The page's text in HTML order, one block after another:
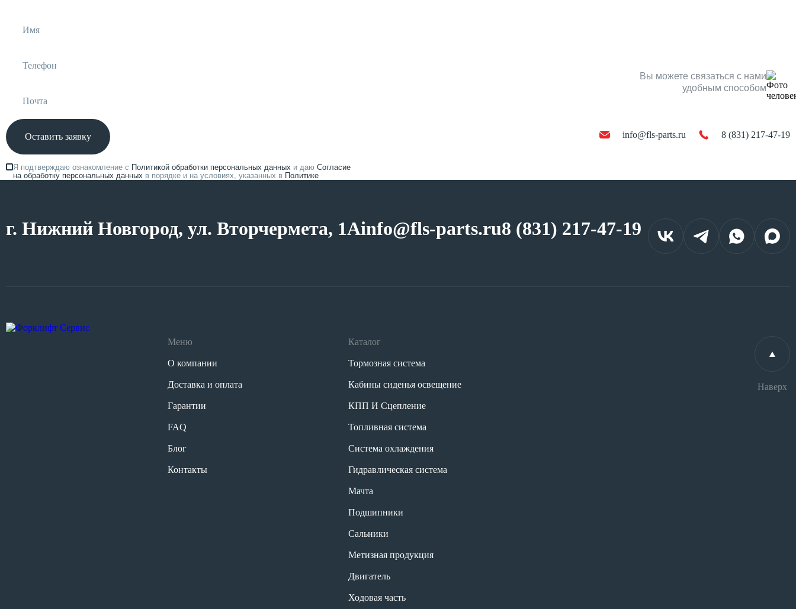
Оставить заявку
Я подтверждаю ознакомление с Политикой обработки персональных данных и даюСогласие
на обработку персональных данных в порядке и на условиях, указанных в Политике
Вы можете связаться с нами
удобным способом
info@fls-parts.ru 8 (831) 217-47-19
г. Нижний Новгород, ул. Вторчермета, 1Аinfo@fls-parts.ru8 (831) 217-47-19
Меню
О компании
Доставка и оплата
Гарантии
FAQ
Блог
Контакты
Каталог
Тормозная система
Кабины сиденья освещение
КПП И Сцепление
Топливная система
Система охлаждения
Гидравлическая система
Мачта
Подшипники
Сальники
Метизная продукция
Двигатель
Ходовая часть
Наверх